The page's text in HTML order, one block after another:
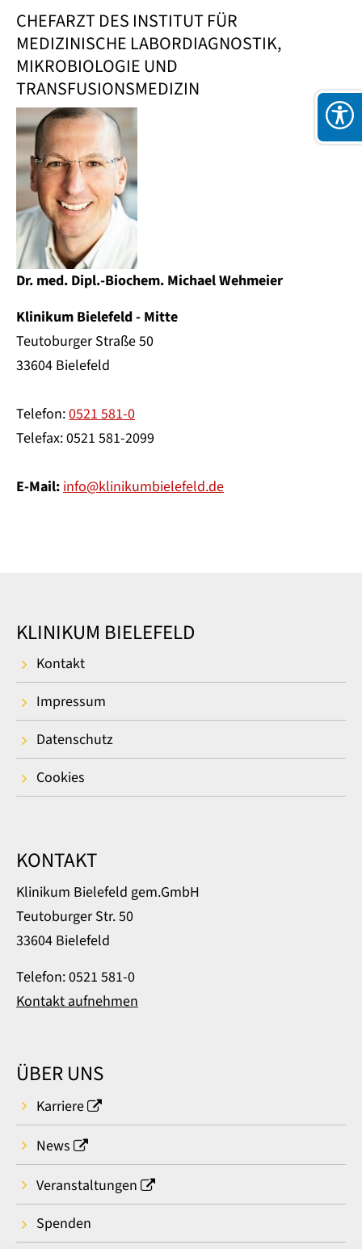
CHEFARZT DES INSTITUT FÜR
MEDIZINISCHE LABORDIAGNOSTIK,
MIKROBIOLOGIE UND
TRANSFUSIONSMEDIZIN
Dr. med. Dipl.-Biochem. Michael Wehmeier
Klinikum Bielefeld - Mitte
Teutoburger Straße 50
33604 Bielefeld
Telefon:0521 581-0
Telefax: 0521 581-2099
E-Mail:info@klinikumbielefeld.de
KLINIKUM BIELEFELD
Kontakt
Impressum
Datenschutz
Cookies
KONTAKT
Klinikum Bielefeld gem.GmbH
Teutoburger Str. 50
33604 Bielefeld
Telefon: 0521 581-0
Kontakt aufnehmen
ÜBER UNS
Karriere
News
Veranstaltungen
Spenden